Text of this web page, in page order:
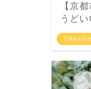
子連れお出
【京
うど